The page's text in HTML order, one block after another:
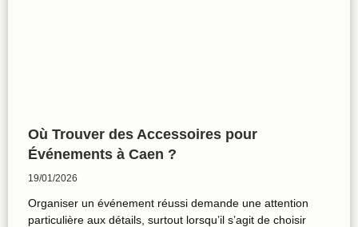
Où Trouver des Accessoires pour
Événements à Caen ?
19/01/2026
Organiser un événement réussi demande une attention
particulière aux détails, surtout lorsqu’il s’agit de choisir